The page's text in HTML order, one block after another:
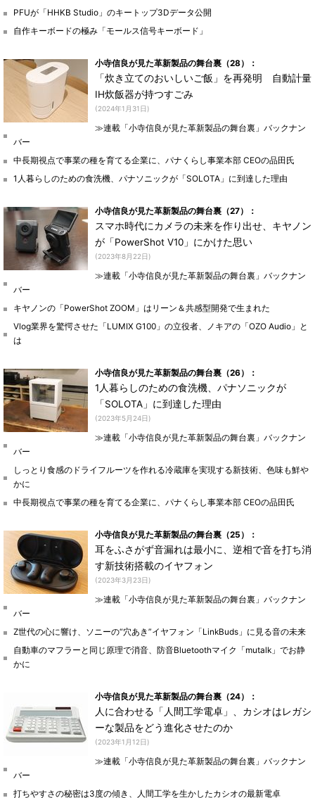
PFUが「HHKB Studio」のキートップ3Dデータ公開
自作キーボードの極み「モールス信号キーボード」
小寺信良が見た革新製品の舞台裏（28）：
「炊き立てのおいしいご飯」を再発明 自動計量
IH炊飯器が持つすごみ
(2024年1月31日)
≫連載「小寺信良が見た革新製品の舞台裏」バックナン
バー
中長期視点で事業の種を育てる企業に、パナくらし事業本部 CEOの品田氏
1人暮らしのための食洗機、パナソニックが「SOLOTA」に到達した理由
小寺信良が見た革新製品の舞台裏（27）：
スマホ時代にカメラの未来を作り出せ、キヤノン
が「PowerShot V10」にかけた思い
(2023年8月22日)
≫連載「小寺信良が見た革新製品の舞台裏」バックナン
バー
キヤノンの「PowerShot ZOOM」はリーン＆共感型開発で生まれた
Vlog業界を驚愕させた「LUMIX G100」の立役者、ノキアの「OZO Audio」と
は
小寺信良が見た革新製品の舞台裏（26）：
1人暮らしのための食洗機、パナソニックが
「SOLOTA」に到達した理由
(2023年5月24日)
≫連載「小寺信良が見た革新製品の舞台裏」バックナン
バー
しっとり食感のドライフルーツを作れる冷蔵庫を実現する新技術、色味も鮮や
かに
中長期視点で事業の種を育てる企業に、パナくらし事業本部 CEOの品田氏
小寺信良が見た革新製品の舞台裏（25）：
耳をふさがず音漏れは最小に、逆相で音を打ち消
す新技術搭載のイヤフォン
(2023年3月23日)
≫連載「小寺信良が見た革新製品の舞台裏」バックナン
バー
Z世代の心に響け、ソニーの“穴あき”イヤフォン「LinkBuds」に見る音の未来
自動車のマフラーと同じ原理で消音、防音Bluetoothマイク「mutalk」でお静
かに
小寺信良が見た革新製品の舞台裏（24）：
人に合わせる「人間工学電卓」、カシオはレガシ
ーな製品をどう進化させたのか
(2023年1月12日)
≫連載「小寺信良が見た革新製品の舞台裏」バックナン
バー
打ちやすさの秘密は3度の傾き、人間工学を生かしたカシオの最新電卓